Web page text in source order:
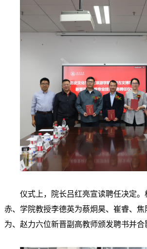
仪式上，院长吕红亮宣读聘任决定。
赤、学院教授李德英为蔡炯昊、崔睿、焦
为、赵力六位新晋副高教师颁发聘书并合